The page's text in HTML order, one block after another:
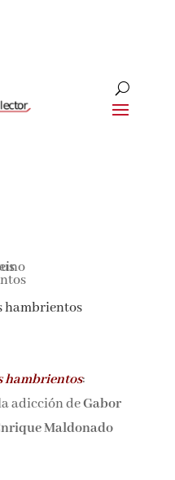
hambrientos
hambrientos:
adicción deGabor
Maldonado
de amantes de la